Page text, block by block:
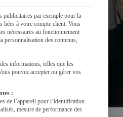
publicitaires par exemple pour la
liées à votre compte client. Vous
nécessaires au fonctionnement
personnalisation des contenus,
informations, telles que les
pouvez accepter ou gérer vos
:
de l’appareil pour l’identification.
mesure de performance des